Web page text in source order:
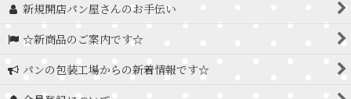
新規開店パン屋さんのお手伝い
☆新商品のご案内です☆
パンの包装工場からの新着情報です☆